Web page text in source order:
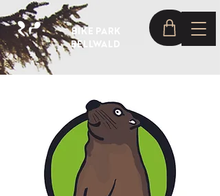
BIKE PARK
BELLWALD